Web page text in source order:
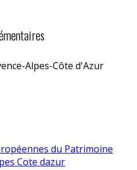
Alpes-Côte d'Azur
du Patrimoine
Cote dazur